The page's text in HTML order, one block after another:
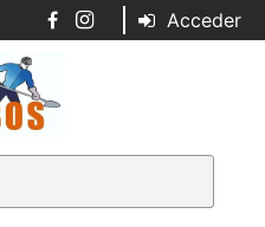
Acceder